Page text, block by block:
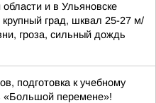
области и в Ульяновске
крупный град, шквал 25-27 м/
гроза, сильный дождь
подготовка к учебному
«Большой перемене»!